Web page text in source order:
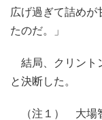
広げ過ぎて詰めが
たのだ。」
結局、クリント
と決断した。
（注１）
大場